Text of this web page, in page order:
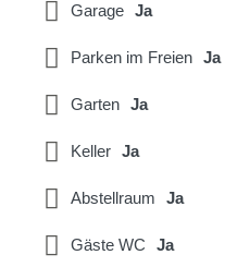
Garage Ja
Parken im Freien Ja
Garten Ja
Keller Ja
Abstellraum Ja
Gäste WC Ja